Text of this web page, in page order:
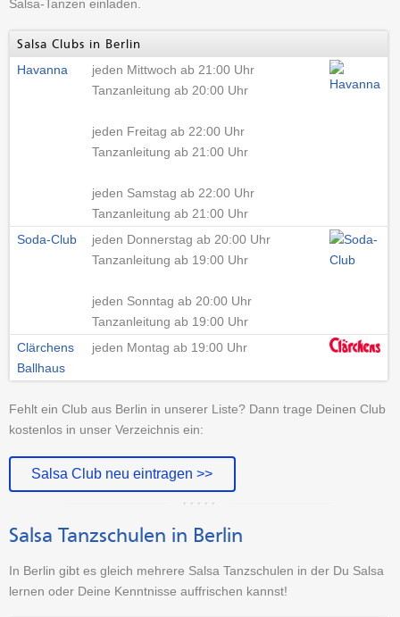
Salsa-Tanzen einladen.
Salsa Clubs in Berlin
Havanna
jeden Mittwoch ab 21:00 Uhr
Tanzanleitung ab 20:00 Uhr
jeden Freitag ab 22:00 Uhr
Tanzanleitung ab 21:00 Uhr
jeden Samstag ab 22:00 Uhr
Tanzanleitung ab 21:00 Uhr
Soda-Club
jeden Donnerstag ab 20:00 Uhr
Tanzanleitung ab 19:00 Uhr
jeden Sonntag ab 20:00 Uhr
Tanzanleitung ab 19:00 Uhr
Clärchens
Ballhaus
jeden Montag ab 19:00 Uhr
Fehlt ein Club aus Berlin in unserer Liste? Dann trage Deinen Club
kostenlos in unser Verzeichnis ein:
Salsa Club neu eintragen >>
Salsa Tanzschulen in Berlin
In Berlin gibt es gleich mehrere Salsa Tanzschulen in der Du Salsa
lernen oder Deine Kenntnisse auffrischen kannst!